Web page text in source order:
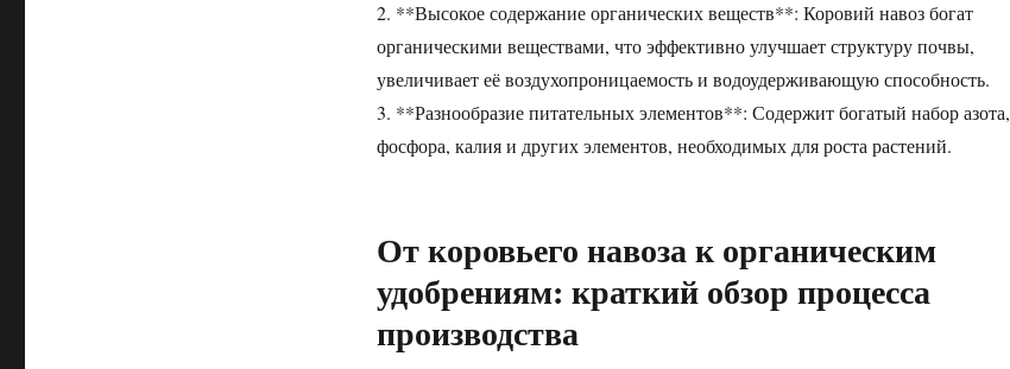
2. **Высокое содержание органических веществ**: Коровий навоз богат
органическими веществами, что эффективно улучшает структуру почвы,
увеличивает её воздухопроницаемость и водоудерживающую способность.
3. **Разнообразие питательных элементов**: Содержит богатый набор азота,
фосфора, калия и других элементов, необходимых для роста растений.
От коровьего навоза к органическим
удобрениям: краткий обзор процесса
производства